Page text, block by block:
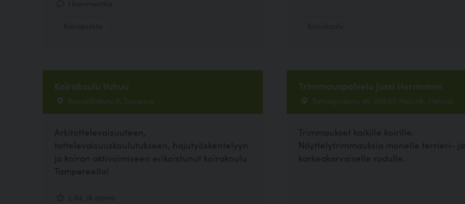
Koirakoulu Vuhuu
Kässälänkatu 6, Tampere
Arkitottelevaisuuteen,
tottelevaisuuskoulutukseen, hajutyöskentelyyn
ja koiran aktivoimiseen erikoistunut koirakoulu
Tampereella!
Trimmauspalvelu Jussi Hermunen
Sahaajankatu 49, 00880 Helsinki, Helsinki
Trimmaukset kaikille koirille.
Näyttelytrimmauksia monelle terrieri- ja
karkeakarvaiselle rodulle.